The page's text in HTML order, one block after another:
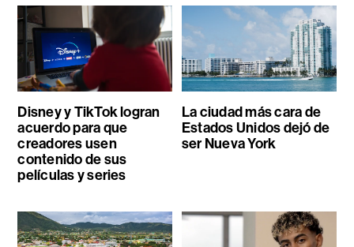
Disney y TikTok logran
acuerdo para que
creadores usen
contenido de sus
películas y series
La ciudad más cara de
Estados Unidos dejó de
ser Nueva York